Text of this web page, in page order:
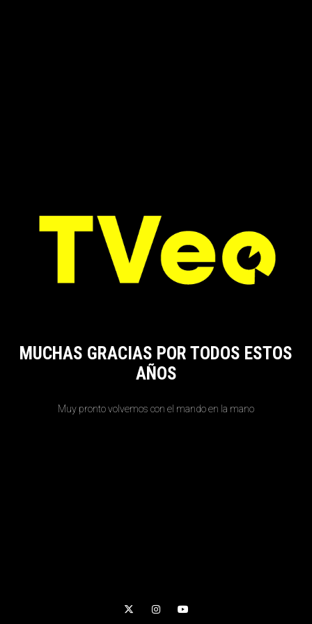
MUCHAS GRACIAS POR TODOS ESTOS
AÑOS
Muy pronto volvemos con el mando en la mano